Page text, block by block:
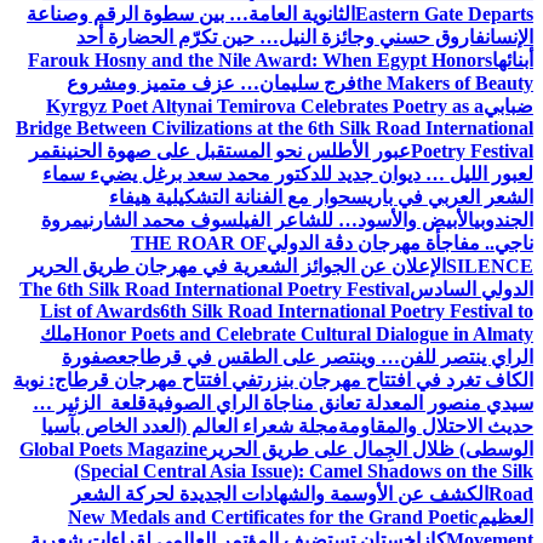
العامة… بين سطوة الرقم وصناعة
حين تكرّم الحضارة أحد
Farouk Hosny and the Nile Award:
سليمان… عزف متميز ومشروع
Kyrgyz Poet Altynai Temirova
Bridge Between Civilizations at the
نحو المستقبل على صهوة الحنين قمر
للدكتور محمد سعد برغل يضيء سماء
مع الفنانة التشكيلية هيفاء
الفيلسوف محمد الشارنيمروة
THE ROAR OF
الشعرية في مهرجان طريق الحرير
The 6th Silk Road International
List of Awards6th Silk Road
Honor Poets and Celebrateملك
على الطقس في قرطاجعصفورة
بنزرتفي افتتاح مهرجان قرطاج: نوبة
الراي الصوفية قلعة الزئير …
شعراء العالم (العدد الخاص بآسيا
طريق الحرير Global Poets Magazine
(Special Central Asia Issue):
الجديدة لحركة الشعر
New Medals and Certificates